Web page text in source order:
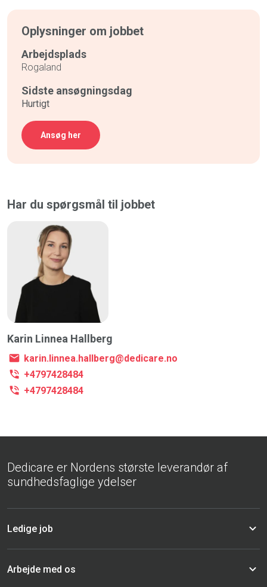
Oplysninger om jobbet
Arbejdsplads
Rogaland
Sidste ansøgningsdag
Hurtigt
Ansøg her
Har du spørgsmål til jobbet
Karin Linnea Hallberg
karin.linnea.hallberg@dedicare.no
+4797428484
+4797428484
Dedicare er Nordens største leverandør af
sundhedsfaglige ydelser
Ledige job
Arbejde med os